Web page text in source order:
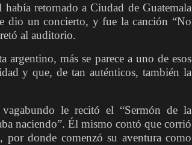
retornado a Ciudad de Guatemala
dio un concierto, y fue la canción “No
al auditorio.
argentino, más se parece a uno de esos
y que, de tan auténticos, también la
le recitó el “Sermón de la
naciendo”. Él mismo contó que corrió
por donde comenzó su aventura como